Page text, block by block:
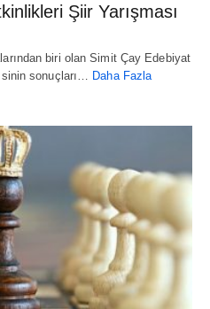
Şiir Yarışması
biri olan Simit Çay Edebiyat
sonuçları…
Daha Fazla